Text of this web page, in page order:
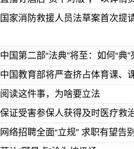
国家消防救援人员法草案首次提
中国第二部“法典”将至：如何“典”
中国教育部将严查挤占体育课、
阅读这件事，为啥要立法
保证受害参保人获得及时医疗救
网络招聘全面“立规” 求职有望告